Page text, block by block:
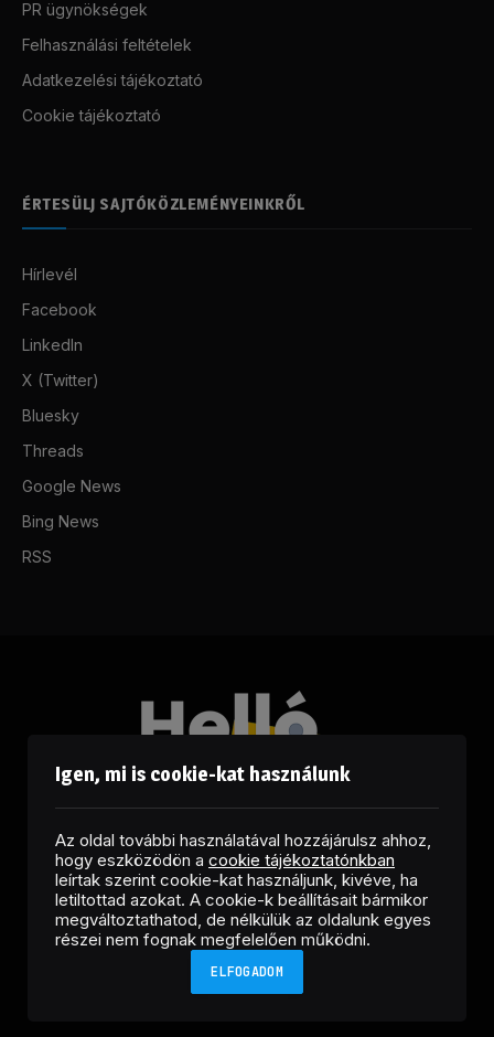
PR ügynökségek
Felhasználási feltételek
Adatkezelési tájékoztató
Cookie tájékoztató
ÉRTESÜLJ SAJTÓKÖZLEMÉNYEINKRŐL
Hírlevél
Facebook
LinkedIn
X (Twitter)
Bluesky
Threads
Google News
Bing News
RSS
FacebookLinkedInX
(Twitter)
RSS
Igen, mi is cookie-kat használunk
Az oldal további használatával hozzájárulsz ahhoz,
hogy eszközödön a cookie tájékoztatónkban
leírtak szerint cookie-kat használjunk, kivéve, ha
letiltottad azokat. A cookie-k beállításait bármikor
megváltoztathatod, de nélkülük az oldalunk egyes
részei nem fognak megfelelően működni.
ELFOGADOM